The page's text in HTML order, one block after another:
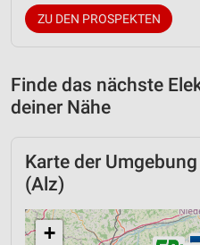
ZU DEN PROSPEKTEN
Finde das nächste
deiner Nähe
Karte der
(Alz)
+